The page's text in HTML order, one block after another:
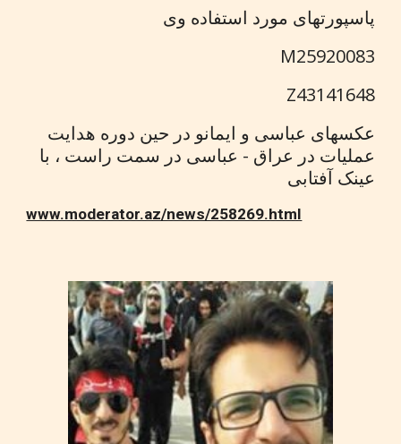
پاسپورتهای مورد استفاده وی
M25920083
Z43141648
عکسهای عباسی و ایمانو در حین دوره هدایت
عملیات در عراق - عباسی در سمت راست ، با
عینک آفتابی
www.moderator.az/news/258269.html